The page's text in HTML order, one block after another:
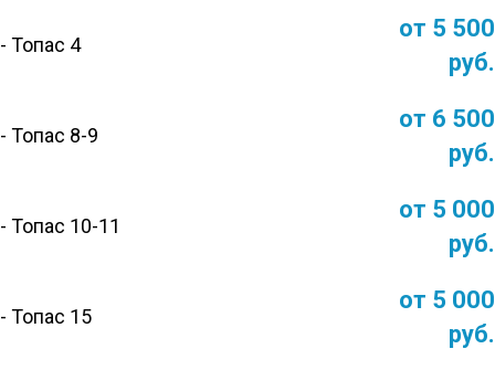
- Топас 4
от 5 500
руб.
- Топас 8-9
от 6 500
руб.
- Топас 10-11
от 5 000
руб.
- Топас 15
от 5 000
руб.